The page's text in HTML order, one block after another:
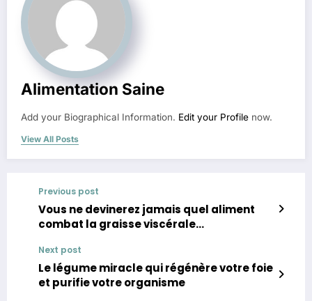
Alimentation Saine
Add your Biographical Information. Edit your Profile now.
View All Posts
Previous post
Vous ne devinerez jamais quel aliment
combat la graisse viscérale…
Next post
Le légume miracle qui régénère votre foie
et purifie votre organisme